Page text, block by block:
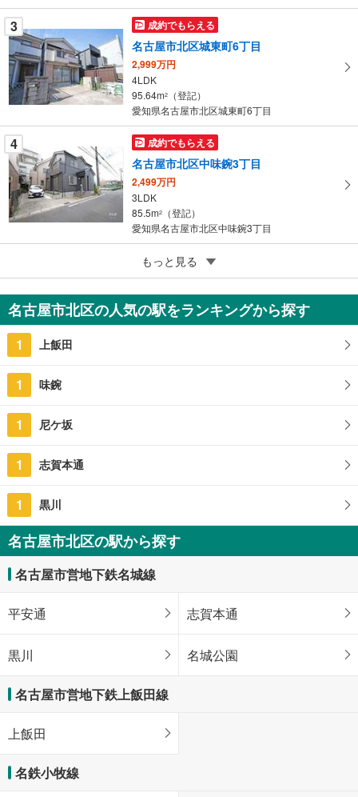
に
保
存
す
る
3 成約でもらえる
名古屋市北区城東町6丁目
2,999万円
4LDK
95.64m2
（登記）
愛知県名古屋市北区城東町6丁目
4 成約でもらえる
名古屋市北区中味鋺3丁目
2,499万円
3LDK
85.5m2
（登記）
愛知県名古屋市北区中味鋺3丁目
名古屋市北区瑠璃光町3丁目
1億3,000万円
6SLDK
179.69m2（登記）
愛知県名古屋市北区瑠璃光町3丁目
もっと見る
名古屋市北区の人気の駅をランキングから探す
1 上飯田
1 味鋺
1 尼ケ坂
1 志賀本通
1 黒川
名古屋市北区の駅から探す
名古屋市営地下鉄名城線
平安通 志賀本通
黒川 名城公園
名古屋市営地下鉄上飯田線
上飯田
名鉄小牧線